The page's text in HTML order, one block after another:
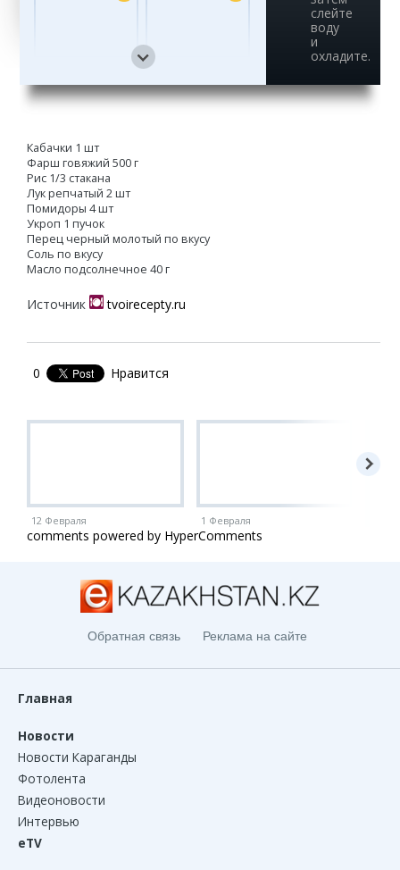
15
слейте
воду
и
охладите.
Кабачки 1 шт
Фарш говяжий 500 г
Рис 1/3 стакана
Лук репчатый 2 шт
Помидоры 4 шт
Укроп 1 пучок
Перец черный молотый по вкусу
Соль по вкусу
Масло подсолнечное 40 г
Источник tvoirecepty.ru
0 Нравится
12 Февраля 1 Февраля
comments powered by HyperComments
Обратная связь Реклама на сайте
Главная
Новости
Новости Караганды
Фотолента
Видеоновости
Интервью
eTV